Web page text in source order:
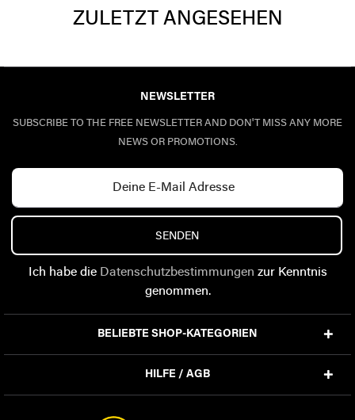
ZULETZT ANGESEHEN
NEWSLETTER
SUBSCRIBE TO THE FREE NEWSLETTER AND DON'T MISS ANY MORE
NEWS OR PROMOTIONS.
SENDEN
Ich habe die Datenschutzbestimmungen zur Kenntnis
genommen.
BELIEBTE SHOP-KATEGORIEN
HILFE / AGB